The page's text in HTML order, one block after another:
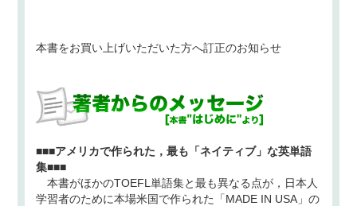
本書をお買い上げいただいた方へ訂正のお知らせ
■■■アメリカで作られた，最も「ネイティブ」な英単語
集■■■
本書がほかのTOEFL単語集と最も異なる点が，日本人
学習者のために本場米国で作られた「MADE IN USA」の